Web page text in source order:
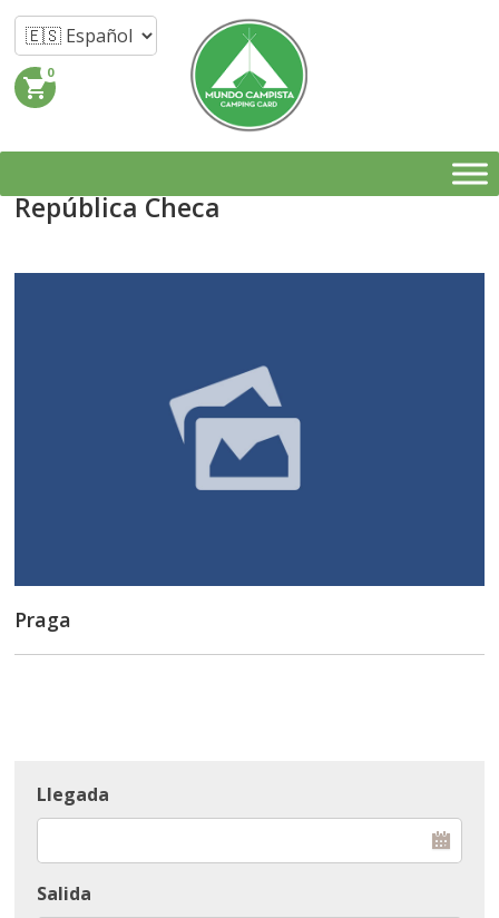
shopping_cart
0
Llegada
Salida
República Checa
Praga